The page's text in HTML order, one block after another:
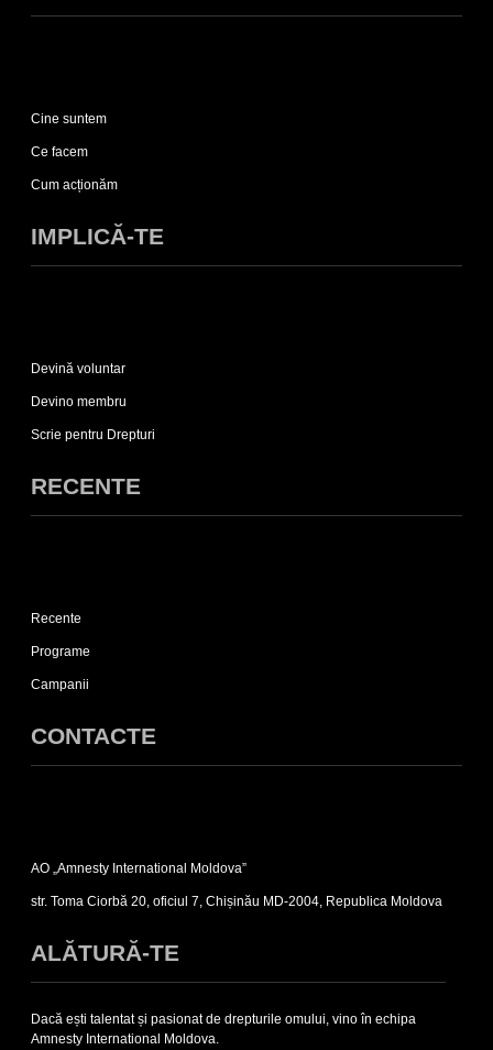
Despre
noi
sub-
list
Cine suntem
Ce facem
Cum acționăm
IMPLICĂ-TE
Implică-
te
sub-
Devină voluntar
Devino membru
Scrie pentru Drepturi
RECENTE
Recente
sub-
list
Recente
Programe
Campanii
CONTACTE
Contacte
sub-
list
AO „Amnesty International Moldova”
str. Toma Ciorbă 20, oficiul 7, Chișinău MD-2004, Republica Moldova
ALĂTURĂ-TE
Dacă ești talentat și pasionat de drepturile omului, vino în echipa
Amnesty International Moldova.